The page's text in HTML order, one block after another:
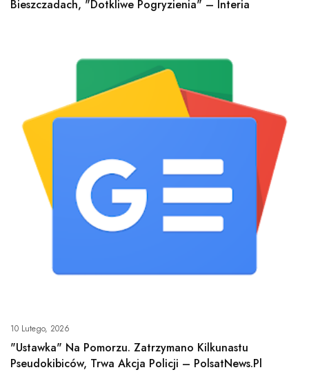
Bieszczadach, "dotkliwe Pogryzienia" – Interia
10 Lutego, 2026
"Ustawka" Na Pomorzu. Zatrzymano Kilkunastu
Pseudokibiców, Trwa Akcja Policji – PolsatNews.pl